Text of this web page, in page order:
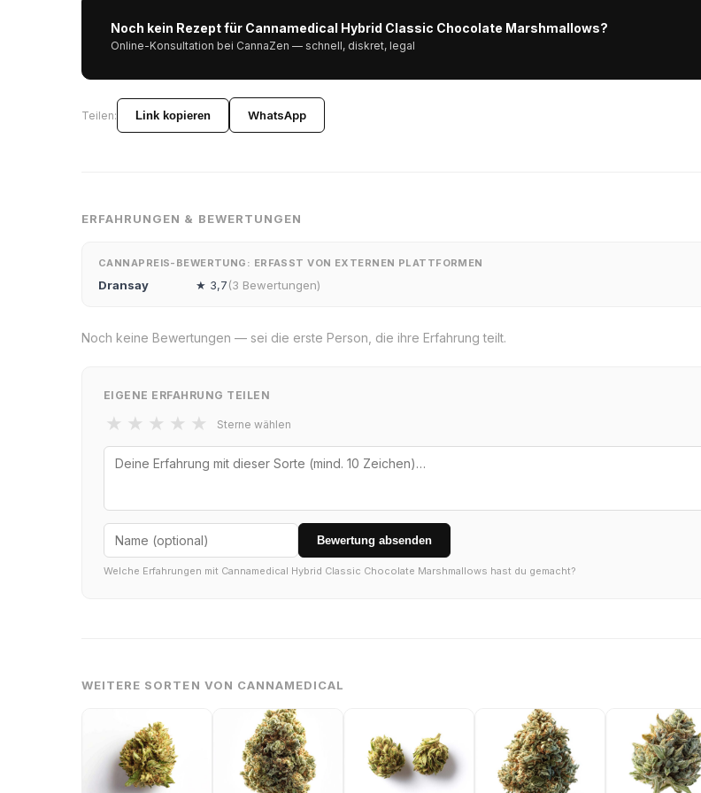
Noch kein Rezept für Cannamedical Hybrid Classic Chocolate Marshmallows?
Online-Konsultation bei CannaZen — schnell, diskret, legal
Teilen: Link kopieren WhatsApp
ERFAHRUNGEN & BEWERTUNGEN
CANNAPREIS-BEWERTUNG: ERFASST VON EXTERNEN PLATTFORMEN
Dransay ★ 3,7(3 Bewertungen)
Noch keine Bewertungen — sei die erste Person, die ihre Erfahrung teilt.
EIGENE ERFAHRUNG TEILEN
★ ★ ★ ★ ★ Sterne wählen
Bewertung absenden
Welche Erfahrungen mit Cannamedical Hybrid Classic Chocolate Marshmallows hast du gemacht?
WEITERE SORTEN VON CANNAMEDICAL